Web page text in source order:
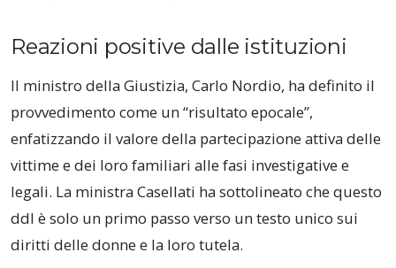
Reazioni positive dalle istituzioni
Il ministro della Giustizia, Carlo Nordio, ha definito il
provvedimento come un “risultato epocale”,
enfatizzando il valore della partecipazione attiva delle
vittime e dei loro familiari alle fasi investigative e
legali. La ministra Casellati ha sottolineato che questo
ddl è solo un primo passo verso un testo unico sui
diritti delle donne e la loro tutela.